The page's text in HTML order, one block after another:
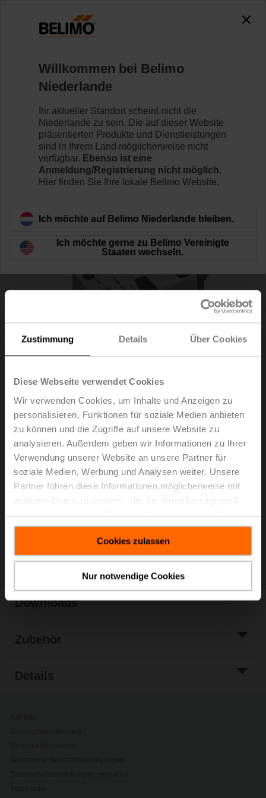
Zustimmung Details Über Cookies
Diese Webseite verwendet Cookies
Wir verwenden Cookies, um Inhalte und Anzeigen zu
personalisieren, Funktionen für soziale Medien anbieten
zu können und die Zugriffe auf unsere Website zu
analysieren. Außerdem geben wir Informationen zu Ihrer
Verwendung unserer Website an unsere Partner für
soziale Medien, Werbung und Analysen weiter. Unsere
Partner führen diese Informationen möglicherweise mit
gesammelt haben.
Cookies zulassen
Nur notwendige Cookies
LMQ24A-VST
Mehr erfahren
Zurück zur Produktkategorie
LMQ24A-VST
Nur über Hersteller von VAV-Boxen verfügbar
Downloads
Zubehör
Details
Willkommen bei Belimo
Niederlande
Ihr aktueller Standort scheint nicht die
Niederlande zu sein. Die auf dieser Website
präsentierten Produkte und Dienstleistungen
sind in Ihrem Land möglicherweise nicht
verfügbar. Ebenso ist eine
Anmeldung/Registrierung nicht möglich.
Hier finden Sie Ihre lokale Belimo Website.
Ich möchte auf Belimo Niederlande bleiben.
Ich möchte gerne zu Belimo Vereinigte
Staaten wechseln.